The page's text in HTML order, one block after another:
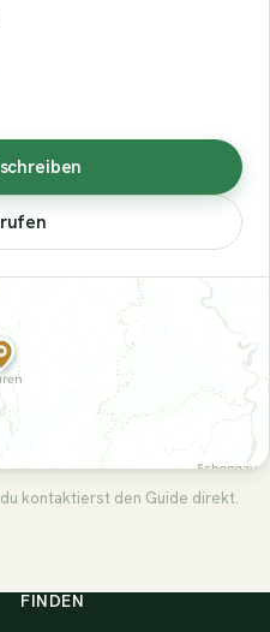
kontaktierst den Guide direkt.
FINDEN